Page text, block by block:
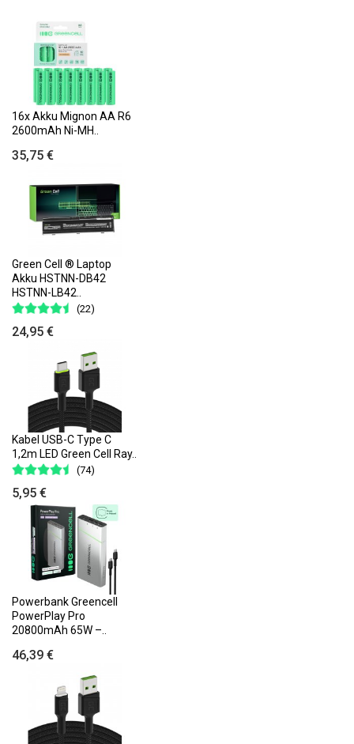
16x Akku Mignon AA R6
2600mAh Ni-MH..
35,75 €
Green Cell ® Laptop
Akku HSTNN-DB42
HSTNN-LB42..
(22)
24,95 €
Kabel USB-C Type C
1,2m LED Green Cell Ray..
(74)
5,95 €
Powerbank Greencell
PowerPlay Pro
20800mAh 65W –..
46,39 €